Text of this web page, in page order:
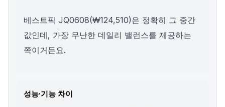
베스트픽 JQ0608(₩124,510)은 정확히 그 중간
값인데, 가장 무난한 데일리 밸런스를 제공하는
쪽이거든요.
성능·기능 차이